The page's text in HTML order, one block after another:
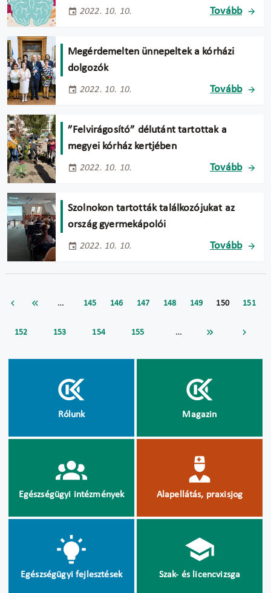
2022. 10. 10. Tovább
Megérdemelten ünnepeltek a kórházi
dolgozók
2022. 10. 10. Tovább
”Felvirágosító” délutánt tartottak a
megyei kórház kertjében
2022. 10. 10. Tovább
Szolnokon tartották találkozójukat az
ország gyermekápolói
2022. 10. 10. Tovább
… 145 146 147 148 149 150 151
152 153 154 155 …
Rólunk Magazin
Egészségügyi intézmények Alapellátás, praxisjog
Egészségügyi fejlesztések Szak- és licencvizsga